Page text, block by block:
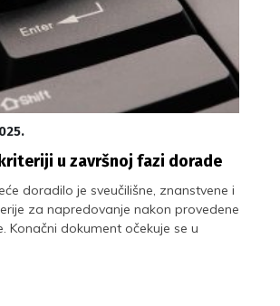
u završnoj fazi dorade
doradilo je sveučilišne, znanstvene i
za napredovanje nakon provedene
Konačni dokument očekuje se u